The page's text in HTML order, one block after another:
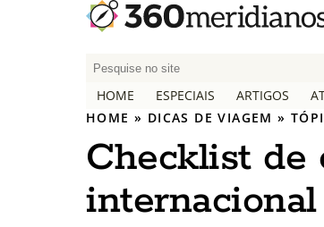
P
q
u
i
s
a
HOME ESPECIAIS ARTIGOS
HOME » DICAS DE VIAGEM »
Checklist de
internacional